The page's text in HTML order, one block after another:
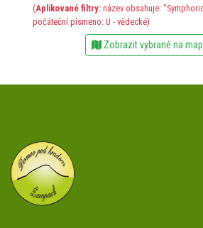
(Aplikované filtry: název obsahuje:
počáteční písmeno: U - vědecké)
Zobrazit vybrané na